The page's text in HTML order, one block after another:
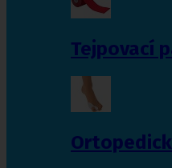
Tejpovací